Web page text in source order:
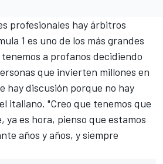
profesionales hay árbitros
1 es uno de los más grandes
a profanos decidiendo
que invierten millones en
hay discusión porque no hay
italiano. "Creo que tenemos que
ya es hora, pienso que estamos
años y años, y siempre